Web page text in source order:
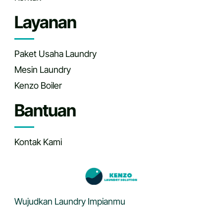
Layanan
Paket Usaha Laundry
Mesin Laundry
Kenzo Boiler
Bantuan
Kontak Kami
Wujudkan Laundry Impianmu